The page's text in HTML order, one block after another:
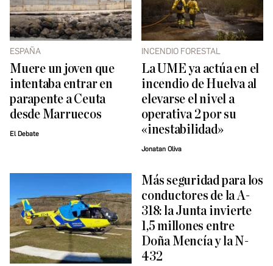
ESPAÑA
Muere un joven que
intentaba entrar en
parapente a Ceuta
desde Marruecos
El Debate
INCENDIO FORESTAL
La UME ya actúa en el
incendio de Huelva al
elevarse el nivel a
operativa 2 por su
«inestabilidad»
Jonatan Oliva
Más seguridad para los
conductores de la A-
318: la Junta invierte
1,5 millones entre
Doña Mencía y la N-
432